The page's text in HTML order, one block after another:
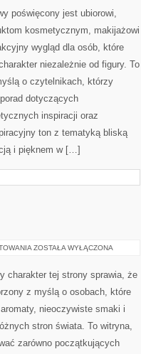
OKAZJE
poświęcony jest ubiorowi,
kosmetycznym, makijażowi
wygląd dla osób, które
niezależnie od figury. To
o czytelnikach, którzy
dotyczących
inspiracji oraz
ton z tematyką bliską
i pięknem w […]
PERFUMY
ZOSTAŁA WYŁĄCZONA
charakter tej strony sprawia, że
z myślą o osobach, które
nieoczywiste smaki i
stron świata. To witryna,
zarówno początkujących